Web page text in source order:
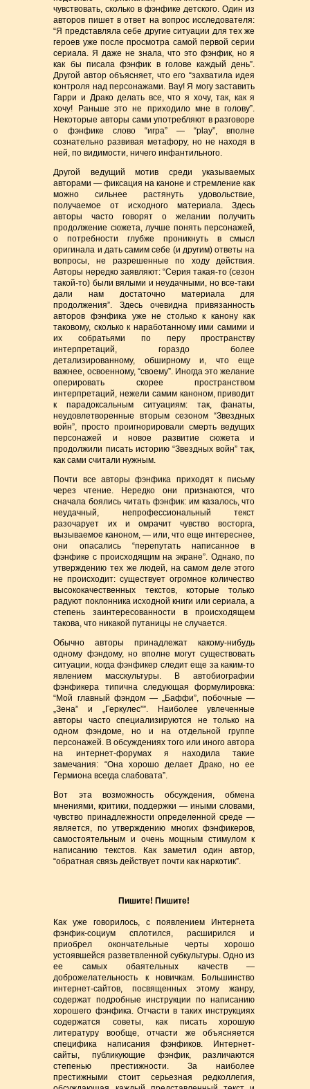
чувствовать, сколько в фэнфике детского. Один из
авторов пишет в ответ на вопрос исследователя:
“Я представляла себе другие ситуации для тех же
героев уже после просмотра самой первой серии
сериала. Я даже не знала, что это фэнфик, но я
как бы писала фэнфик в голове каждый день”.
Другой автор объясняет, что его “захватила идея
контроля над персонажами. Вау! Я могу заставить
Гарри и Драко делать все, что я хочу, так, как я
хочу! Раньше это не приходило мне в голову”.
Некоторые авторы сами употребляют в разговоре
о фэнфике слово “игра” — “play”, вполне
сознательно развивая метафору, но не находя в
ней, по видимости, ничего инфантильного.
Другой ведущий мотив среди указываемых
авторами — фиксация на каноне и стремление как
можно сильнее растянуть удовольствие,
получаемое от исходного материала. Здесь
авторы часто говорят о желании получить
продолжение сюжета, лучше понять персонажей,
о потребности глубже проникнуть в смысл
оригинала и дать самим себе (и другим) ответы на
вопросы, не разрешенные по ходу действия.
Авторы нередко заявляют: “Серия такая-то (сезон
такой-то) были вялыми и неудачными, но все-таки
дали нам достаточно материала для
продолжения”. Здесь очевидна привязанность
авторов фэнфика уже не столько к канону как
таковому, сколько к наработанному ими самими и
их собратьями по перу пространству
интерпретаций, гораздо более
детализированному, обширному и, что еще
важнее, освоенному, “своему”. Иногда это желание
оперировать скорее пространством
интерпретаций, нежели самим каноном, приводит
к парадоксальным ситуациям: так, фанаты,
неудовлетворенные вторым сезоном “Звездных
войн”, просто проигнорировали смерть ведущих
персонажей и новое развитие сюжета и
продолжили писать историю “Звездных войн” так,
как сами считали нужным.
Почти все авторы фэнфика приходят к письму
через чтение. Нередко они признаются, что
сначала боялись читать фэнфик: им казалось, что
неудачный, непрофессиональный текст
разочарует их и омрачит чувство восторга,
вызываемое каноном, — или, что еще интереснее,
они опасались “перепутать написанное в
фэнфике с происходящим на экране”. Однако, по
утверждению тех же людей, на самом деле этого
не происходит: существует огромное количество
высококачественных текстов, которые только
радуют поклонника исходной книги или сериала, а
степень заинтересованности в происходящем
такова, что никакой путаницы не случается.
Обычно авторы принадлежат какому-нибудь
одному фэндому, но вполне могут существовать
ситуации, когда фэнфикер следит еще за каким-то
явлением масскультуры. В автобиографии
фэнфикера типична следующая формулировка:
“Мой главный фэндом — „Баффи”, побочные —
„Зена” и „Геркулес””. Наиболее увлеченные
авторы часто специализируются не только на
одном фэндоме, но и на отдельной группе
персонажей. В обсуждениях того или иного автора
на интернет-форумах я находила такие
замечания: “Она хорошо делает Драко, но ее
Гермиона всегда слабовата”.
Вот эта возможность обсуждения, обмена
мнениями, критики, поддержки — иными словами,
чувство принадлежности определенной среде —
является, по утверждению многих фэнфикеров,
самостоятельным и очень мощным стимулом к
написанию текстов. Как заметил один автор,
“обратная связь действует почти как наркотик”.
Пишите! Пишите!
Как уже говорилось, с появлением Интернета
фэнфик-социум сплотился, расширился и
приобрел окончательные черты хорошо
устоявшейся разветвленной субкультуры. Одно из
ее самых обаятельных качеств —
доброжелательность к новичкам. Большинство
интернет-сайтов, посвященных этому жанру,
содержат подробные инструкции по написанию
хорошего фэнфика. Отчасти в таких инструкциях
содержатся советы, как писать хорошую
литературу вообще, отчасти же объясняется
специфика написания фэнфиков. Интернет-
сайты, публикующие фэнфик, различаются
степенью престижности. За наиболее
престижными стоит серьезная редколлегия,